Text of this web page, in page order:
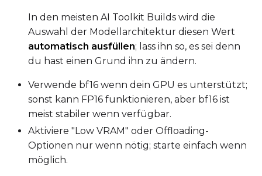
In den meisten AI Toolkit Builds wird die
Auswahl der Modellarchitektur diesen Wert
automatisch ausfüllen; lass ihn so, es sei denn
du hast einen Grund ihn zu ändern.
Verwende bf16 wenn dein GPU es unterstützt;
sonst kann FP16 funktionieren, aber bf16 ist
meist stabiler wenn verfügbar.
Aktiviere "Low VRAM" oder Offloading-
Optionen nur wenn nötig; starte einfach wenn
möglich.